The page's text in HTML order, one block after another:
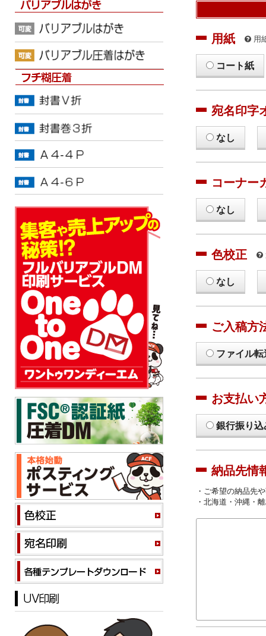
用紙 用
コート紙
宛名印字
なし
コーナー
なし
色校正
なし
ご入稿方
ファイル
お支払い
銀行振り込
納品先情
・ご希望の納品先
・北海道・沖縄・